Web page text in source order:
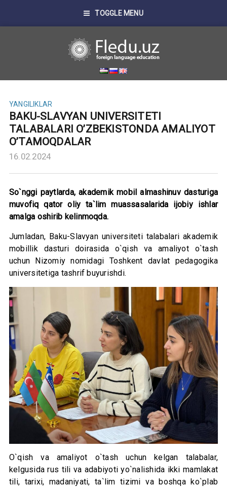
TOGGLE MENU
YANGILIKLAR
BAKU-SLAVYAN UNIVERSITETI
TALABALARI O’ZBEKISTONDA AMALIYOT
O’TAMOQDALAR
16.02.2024
So`nggi paytlarda, akademik mobil almashinuv dasturiga
muvofiq qator oliy ta`lim muassasalarida ijobiy ishlar
amalga oshirib kelinmoqda.
Jumladan, Baku-Slavyan universiteti talabalari akademik
mobillik dasturi doirasida o`qish va amaliyot o`tash
uchun Nizomiy nomidagi Toshkent davlat pedagogika
universitetiga tashrif buyurishdi.
O`qish va amaliyot o`tash uchun kelgan talabalar,
kelgusida rus tili va adabiyoti yo`nalishida ikki mamlakat
tili, tarixi, madaniyati, ta`lim tizimi va boshqa ko`plab